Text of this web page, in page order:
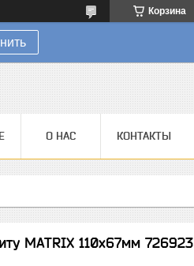
Корзина
О НАС КОНТАКТЫ
MATRIX 110х67мм 726923